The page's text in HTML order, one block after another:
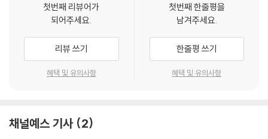
첫번째 리뷰어가
되어주세요.
리뷰 쓰기
혜택 및 유의사항
첫번째 한줄평을
남겨주세요.
한줄평 쓰기
혜택 및 유의사항
채널예스 기사 2